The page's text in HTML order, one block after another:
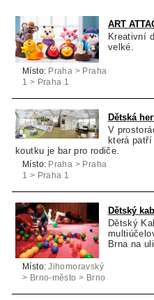
ART
Kreativní
velké.
Místo: Praha > Praha
1 > Praha 1
Dětská
V
která
koutku je bar pro rodiče.
Místo: Praha > Praha
1 > Praha 1
Dětský
Dětský
Brna na
Místo: Jihomoravský
> Brno-město > Brno